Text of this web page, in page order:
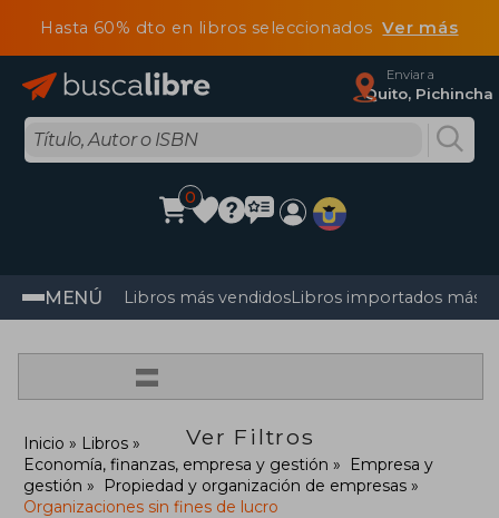
Hasta 60% dto en libros seleccionadosVer más
Enviar a
Quito, Pichincha
0
MENÚ Libros más vendidosLibros importados más
=
Ver Filtros
Inicio
Libros
Economía, finanzas, empresa y gestión
Empresa y
gestión
Propiedad y organización de empresas
Organizaciones sin fines de lucro